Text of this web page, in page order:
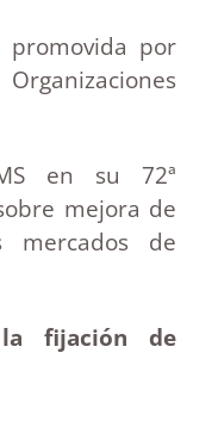
promovida por
en su 72ª
mejora de
mercados de
la fijación de